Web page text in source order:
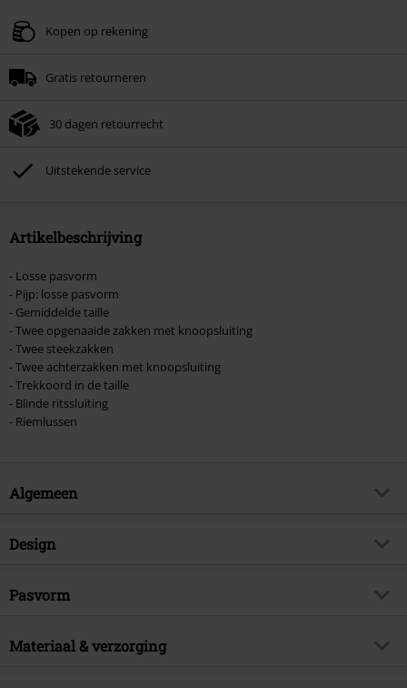
Kopen op rekening
Gratis retourneren
30 dagen retourrecht
Uitstekende service
Artikelbeschrijving
- Losse pasvorm
- Pijp: losse pasvorm
- Gemiddelde taille
- Twee opgenaaide zakken met knoopsluiting
- Twee steekzakken
- Twee achterzakken met knoopsluiting
- Trekkoord in de taille
- Blinde ritssluiting
- Riemlussen
Algemeen
Artikelnr.
Brand
Artikelonderwerp
Casual wear, Rock wear, Festival
Design
Producttype
Kleur
Pasvorm
Lengte (van de kleding)
Materiaal & verzorging